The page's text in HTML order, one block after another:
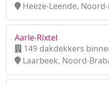
Heeze-Leende,
Aarle-Rixtel
149 dakdekkers
Laarbeek, Noord-